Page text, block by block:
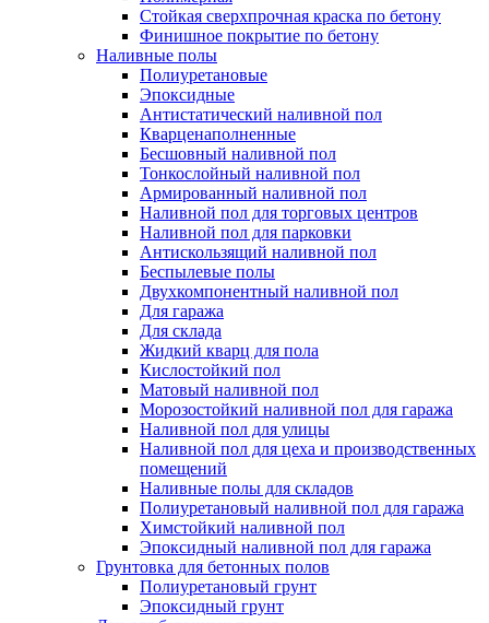
Стойкая сверхпрочная краска по бетону
Финишное покрытие по бетону
Наливные полы
Полиуретановые
Эпоксидные
Антистатический наливной пол
Кварценаполненные
Бесшовный наливной пол
Тонкослойный наливной пол
Армированный наливной пол
Наливной пол для торговых центров
Наливной пол для парковки
Антискользящий наливной пол
Беспылевые полы
Двухкомпонентный наливной пол
Для гаража
Для склада
Жидкий кварц для пола
Кислостойкий пол
Матовый наливной пол
Морозостойкий наливной пол для гаража
Наливной пол для улицы
Наливной пол для цеха и производственных
помещений
Наливные полы для складов
Полиуретановый наливной пол для гаража
Химстойкий наливной пол
Эпоксидный наливной пол для гаража
Грунтовка для бетонных полов
Полиуретановый грунт
Эпоксидный грунт